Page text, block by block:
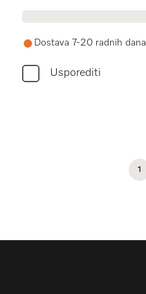
Dostava 7-20 radnih dana
Usporediti
1